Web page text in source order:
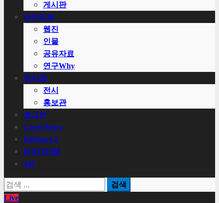
게시판
아카이브
웹진
인물
공유자료
연구Why
전시관
전시
홍보관
로그인
CoverNews
EleNews 2
FOOTER8
445
검
색:
Live